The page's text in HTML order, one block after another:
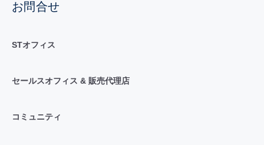
お問合せ
STオフィス
セールスオフィス & 販売代理店
コミュニティ